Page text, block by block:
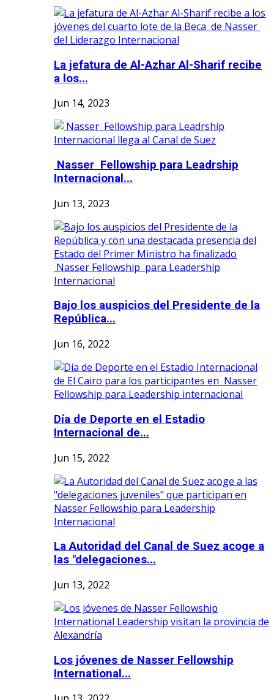
La jefatura de Al-Azhar Al-Sharif recibe
a los...
Jun 14, 2023
Nasser Fellowship para Leadrship
Internacional...
Jun 13, 2023
Bajo los auspicios del Presidente de la
República...
Jun 16, 2022
Día de Deporte en el Estadio
Internacional de...
Jun 15, 2022
La Autoridad del Canal de Suez acoge a
las "delegaciones...
Jun 13, 2022
Los jóvenes de Nasser Fellowship
International...